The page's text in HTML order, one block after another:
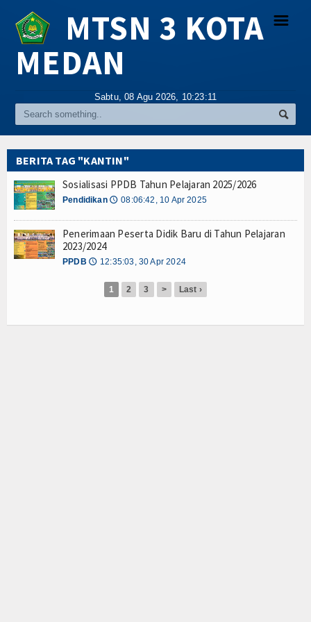
Tokoh
Video
Gallery
Pengumuman
☰
MTSN 3 KOTA
MEDAN
Sabtu, 08 Agu 2026, 10:23:11
BERITA TAG "KANTIN"
Sosialisasi PPDB Tahun Pelajaran 2025/2026
Pendidikan 🕔 08:06:42, 10 Apr 2025
Penerimaan Peserta Didik Baru di Tahun Pelajaran
2023/2024
PPDB 🕔 12:35:03, 30 Apr 2024
1 2 3 > Last ›